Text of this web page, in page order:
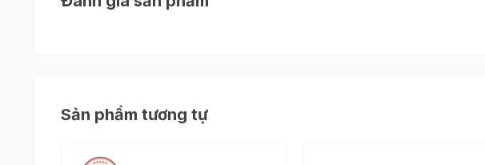
Thông tin chi tiết
- Khối lượng: 800gr.
Sản phẩm tương tự